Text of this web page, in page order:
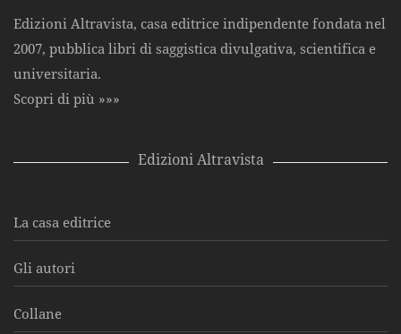
Edizioni Altravista, casa editrice indipendente fondata nel
2007, pubblica libri di saggistica divulgativa, scientifica e
universitaria.
Scopri di più »»»
Edizioni Altravista
La casa editrice
Gli autori
Collane